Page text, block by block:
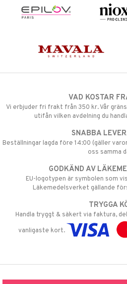
VAD KOSTAR
Vi erbjuder fri frakt från 350 kr. Vår
utifån vilken avdelning du
SNABBA
Beställningar lagda före 14:00 (gäller
oss samma
GODKÄND AV
EU-logotypen är symbolen som
Läkemedelsverket gällande
TRYGGA
Handla tryggt & säkert via faktura,
vanligaste kort.